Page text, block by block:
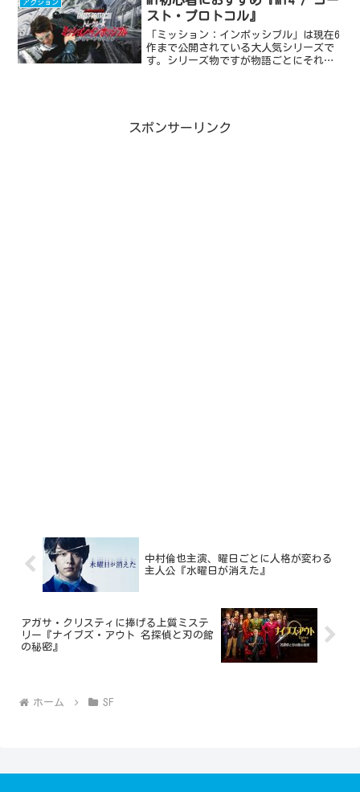
「マトリックスで人生が変...
アクション
スト・プロトコル』
「ミッション：インポッシブル」は現在6
作まで公開されている大人気シリーズで
す。シリーズ物ですが物語ごとにそれほ
スポンサーリンク
中村倫也主演、曜日ごとに人格が変わる
主人公『水曜日が消えた』
アガサ・クリスティに捧げる上質ミステ
リー『ナイブズ・アウト 名探偵と刃の館
の秘密』
ホーム SF